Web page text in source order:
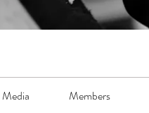
Media Members